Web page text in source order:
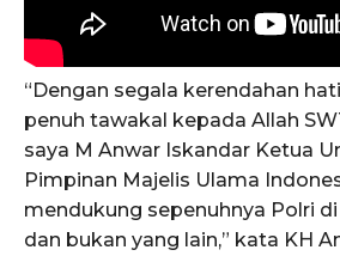
“Dengan segala kerendahan
penuh tawakal kepada Allah
saya M Anwar Iskandar Ketua
Pimpinan Majelis Ulama
mendukung sepenuhnya Polri
dan bukan yang lain,” kata KH